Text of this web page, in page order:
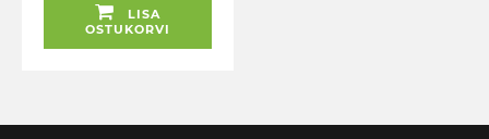
LISA
OSTUKORVI